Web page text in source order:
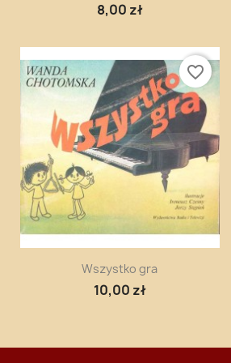
8,00 zł
Szybki podgląd
Wszystko gra
10,00 zł
favorite_border